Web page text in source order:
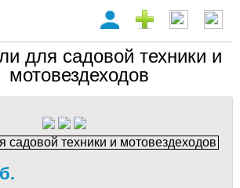
для садовой техники и
мотовездеходов